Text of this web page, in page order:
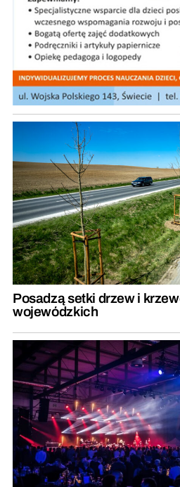
Posadzą setki drzew i
wojewódzkich